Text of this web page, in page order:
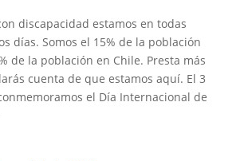
discapacidad estamos en todas
días. Somos el 15% de la población
de la población en Chile. Presta más
cuenta de que estamos aquí. El 3
el Día Internacional de